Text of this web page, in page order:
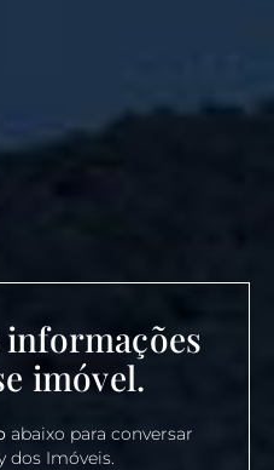
informações
imóvel.
abaixo para conversar
dos Imóveis.